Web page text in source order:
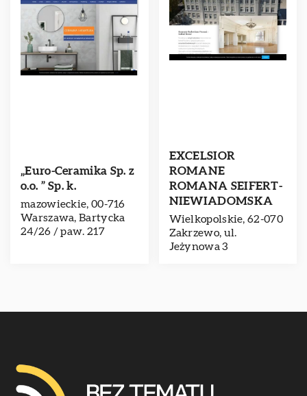
„Euro-Ceramika Sp. z
o.o. ” Sp. k.
mazowieckie, 00-716
Warszawa, Bartycka
24/26 / paw. 217
EXCELSIOR
ROMANE
ROMANA SEIFERT-
NIEWIADOMSKA
Wielkopolskie, 62-070
Zakrzewo, ul.
Jeżynowa 3